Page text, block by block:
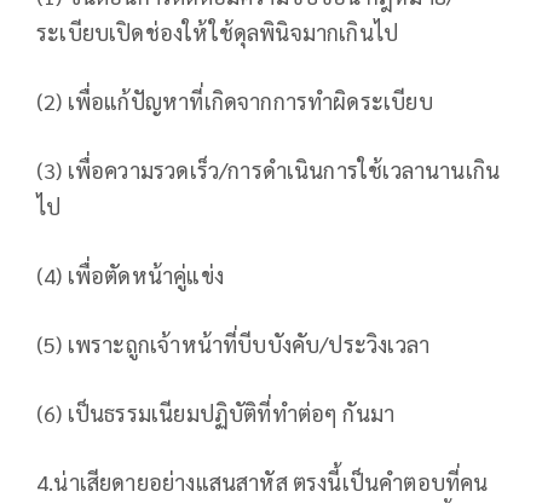
ระเบียบเปิดช่องให้ใช้ดุลพินิจมากเกินไป
(2) เพื่อแก้ปัญหาที่เกิดจากการทำผิดระเบียบ
(3) เพื่อความรวดเร็ว/การดำเนินการใช้เวลานานเกิน
ไป
(4) เพื่อตัดหน้าคู่แข่ง
(5) เพราะถูกเจ้าหน้าที่บีบบังคับ/ประวิงเวลา
(6) เป็นธรรมเนียมปฏิบัติที่ทำต่อๆ กันมา
4.น่าเสียดายอย่างแสนสาหัส ตรงนี้เป็นคำตอบที่คน